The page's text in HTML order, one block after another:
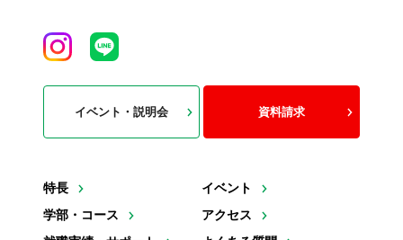
特長
学部・コース
イベント
アクセス
イベント・説明会 資料請求